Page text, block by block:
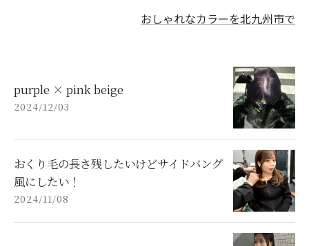
おしゃれなカラーを北九州市で
purple × pink beige
2024/12/03
おくり毛の長さ残したいけどサイドバング
風にしたい！
2024/11/08